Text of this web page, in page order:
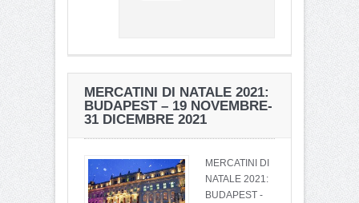
MERCATINI DI NATALE 2021:
BUDAPEST – 19 NOVEMBRE-
31 DICEMBRE 2021
MERCATINI DI
NATALE 2021:
BUDAPEST -